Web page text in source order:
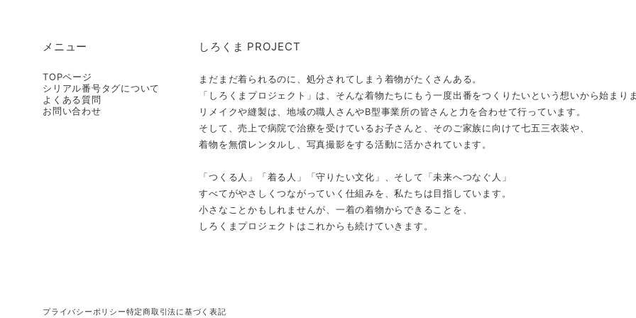
しろくま PROJECT
まだまだ着られるのに、処分されてしまう着物がたくさんある。
「しろくまプロジェクト」は、そんな着物たちにもう一度出番をつくりたいという想いから始まり
リメイクや縫製は、地域の職人さんやB型事業所の皆さんと力を合わせて行っています。
そして、売上で病院で治療を受けているお子さんと、そのご家族に向けて七五三衣装や、
着物を無償レンタルし、写真撮影をする活動に活かされています。
「つくる人」「着る人」「守りたい文化」、そして「未来へつなぐ人」
すべてがやさしくつながっていく仕組みを、私たちは目指しています。
小さなことかもしれませんが、一着の着物からできることを、
しろくまプロジェクトはこれからも続けていきます。
メニュー
TOPページ
シリアル番号タグについて
よくある質問
お問い合わせ
プライバシーポリシー特定商取引法に基づく表記